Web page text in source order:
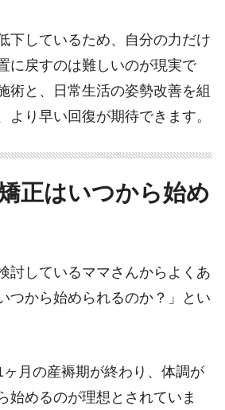
下しているため、自分の力だけ
に戻すのは難しいのが現実で
術と、日常生活の姿勢改善を組
より早い回復が期待できます。
正はいつから始め
討しているママさんからよくあ
つから始められるのか？」とい
月の産褥期が終わり、体調が
始めるのが理想とされていま